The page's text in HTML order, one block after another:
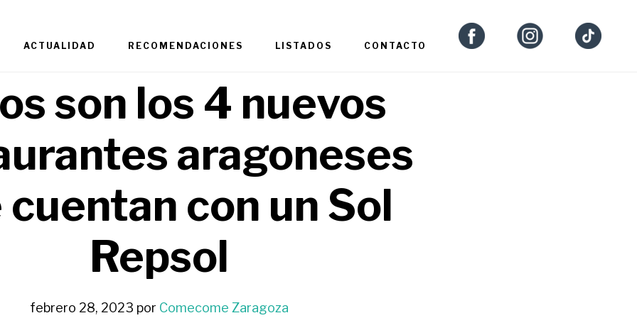
ACTUALIDAD RECOMENDACIONES LISTADOS CONTACTO
son los 4 nuevos
aragoneses
cuentan con un Sol
Repsol
febrero 28, 2023 por Comecome Zaragoza